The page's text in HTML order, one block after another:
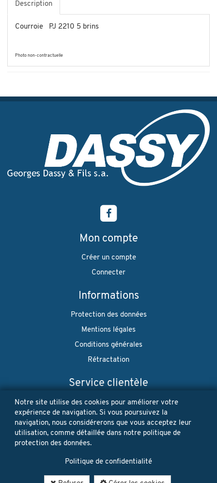
Description
Courroie PJ 2210 5 brins
Photo non-contractuelle
Mon compte
Créer un compte
Connecter
Informations
Protection des données
Mentions légales
Conditions générales
Rétractation
Service clientèle
Envoi
Newsletter
Restez à jour! Vos données personnelles ne seront jamais
vendues ni louées. Désinscription possible à tout moment.
Notre site utilise des cookies pour améliorer votre
expérience de navigation. Si vous poursuivez la
navigation, nous considérerons que vous acceptez leur
utilisation, comme détaillée dans notre politique de
protection des données.
Politique de confidentialité